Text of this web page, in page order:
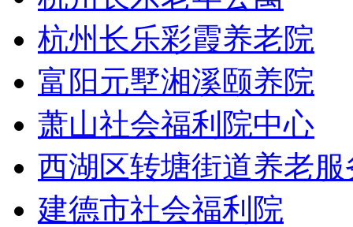
杭州长乐彩霞养老院
富阳元墅湘溪颐养院
萧山社会福利院中心
西湖区转塘街道养老
建德市社会福利院